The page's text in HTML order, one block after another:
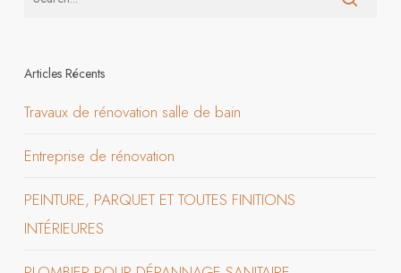
Articles Récents
Travaux de rénovation salle de bain
Entreprise de rénovation
PEINTURE, PARQUET ET TOUTES FINITIONS
INTÉRIEURES